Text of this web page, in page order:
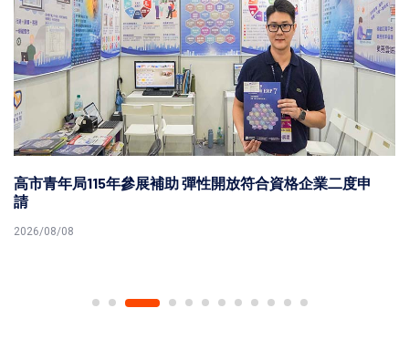
高市青年局115年參展補助 彈性開放符合資格企業二度申
請
2026/08/08